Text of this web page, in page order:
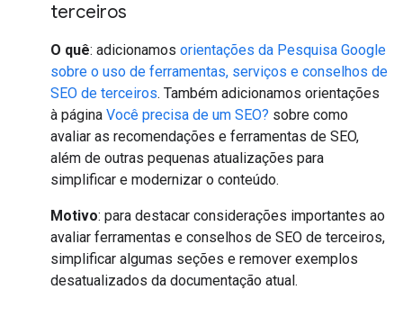
terceiros
O quê: adicionamos orientações da Pesquisa Google
sobre o uso de ferramentas, serviços e conselhos de
SEO de terceiros. Também adicionamos orientações
à página Você precisa de um SEO? sobre como
avaliar as recomendações e ferramentas de SEO,
além de outras pequenas atualizações para
simplificar e modernizar o conteúdo.
Motivo: para destacar considerações importantes ao
avaliar ferramentas e conselhos de SEO de terceiros,
simplificar algumas seções e remover exemplos
desatualizados da documentação atual.